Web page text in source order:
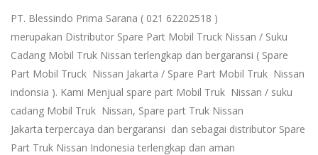
PT. Blessindo Prima Sarana ( 021 62202518 )
merupakan Distributor Spare Part Mobil Truck Nissan / Suku
Cadang Mobil Truk Nissan terlengkap dan bergaransi ( Spare
Part Mobil Truck Nissan Jakarta / Spare Part Mobil Truk Nissan
indonsia ). Kami Menjual spare part Mobil Truk Nissan / suku
cadang Mobil Truk Nissan, Spare part Truk Nissan
Jakarta terpercaya dan bergaransi dan sebagai distributor Spare
Part Truk Nissan Indonesia terlengkap dan aman